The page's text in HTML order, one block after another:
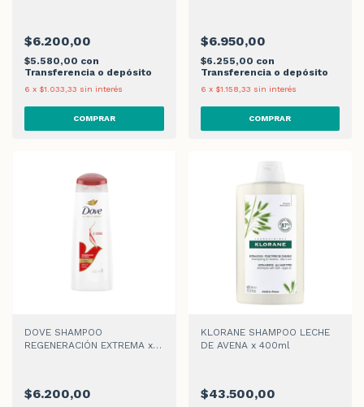
$6.200,00
$5.580,00 con
Transferencia o depósito
6 x $1.033,33 sin interés
$6.950,00
$6.255,00 con
Transferencia o depósito
6 x $1.158,33 sin interés
DOVE SHAMPOO
REGENERACIÓN EXTREMA x
$6.200,00
KLORANE SHAMPOO LECHE
DE AVENA x 400ml
$43.500,00